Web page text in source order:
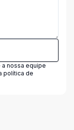
nossa equipe
política de